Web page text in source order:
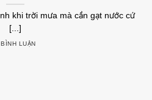
khi trời mưa mà cần gạt nước cứ
[...]
LUẬN